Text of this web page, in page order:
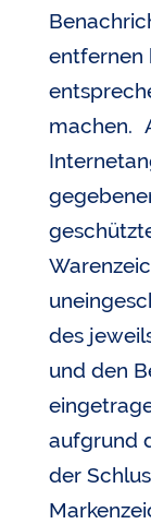
entfernen
machen.
des
und den
aufgrund
der